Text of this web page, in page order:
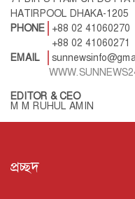
HATIRPOOL DHAKA-1205
PHONE
+88 02 41060270
+88 02 41060271
EMAIL
EDITOR & CEO
M M RUHUL AMIN
প্রচ্ছদ